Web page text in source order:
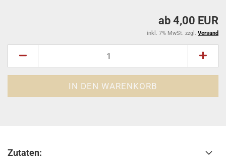
ab 4,00 EUR
inkl. 7% MwSt. zzgl. Versand
Zutaten: